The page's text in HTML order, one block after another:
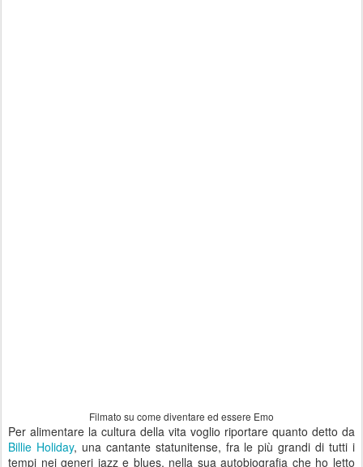
Filmato su come diventare ed essere Emo
Per alimentare la cultura della vita voglio riportare quanto detto da
Billie Holiday, una cantante statunitense, fra le più grandi di tutti i
tempi nei generi jazz e blues, nella sua autobiografia che ho letto